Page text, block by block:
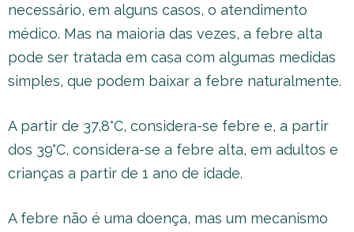
necessário, em alguns casos, o atendimento
médico. Mas na maioria das vezes, a febre alta
pode ser tratada em casa com algumas medidas
simples, que podem baixar a febre naturalmente.
A partir de 37,8°C, considera-se febre e, a partir
dos 39°C, considera-se a febre alta, em adultos e
crianças a partir de 1 ano de idade.
A febre não é uma doença, mas um mecanismo